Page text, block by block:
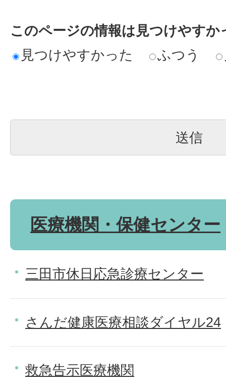
このページの情報は見つけやすか
見つけやすかった
ふつう
医療機関・保健センター
三田市休日応急診療センター
さんだ健康医療相談ダイヤル24
救急告示医療機関